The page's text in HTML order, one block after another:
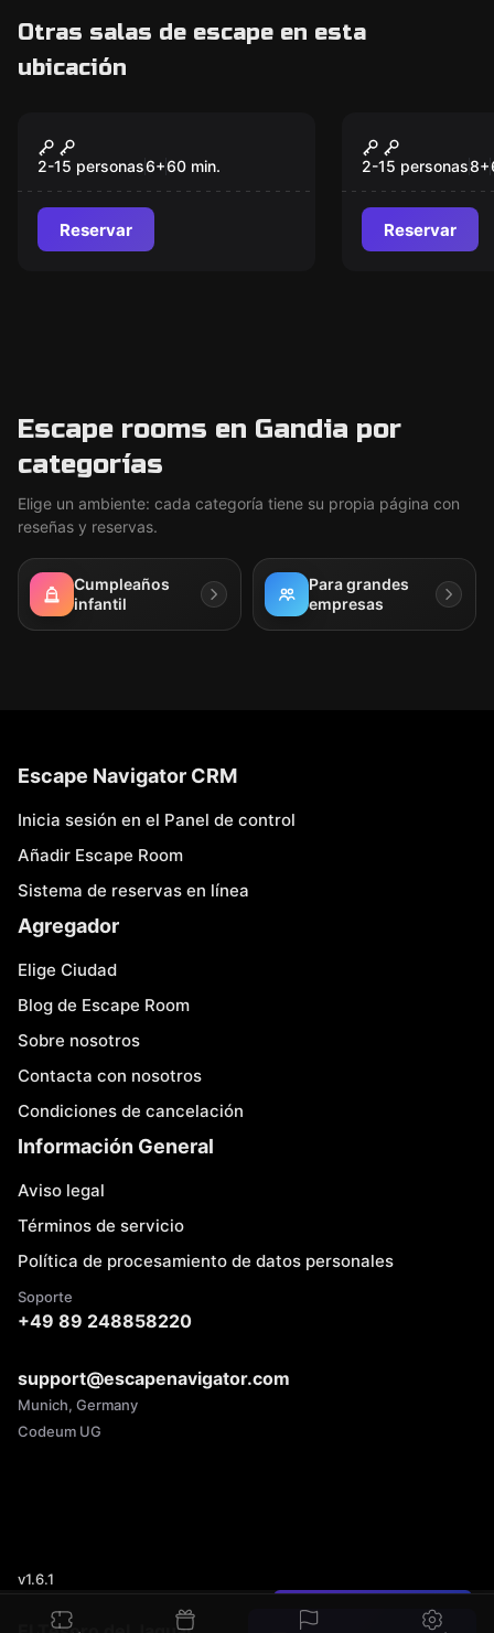
Otras salas de escape en esta
ubicación
Nuevo
Clase de Pociones
2-15 personas6+60 min.
Reservar
Clase de
Kids
2-15 personas8+
Reservar
Escape rooms en Gandia por
categorías
Elige un ambiente: cada categoría tiene su propia página con
reseñas y reservas.
Cumpleaños
infantil
Para grandes
empresas
¿Encontraste un error?
Escape Navigator CRM
Inicia sesión en el Panel de control
Añadir Escape Room
Sistema de reservas en línea
Agregador
Elige Ciudad
Blog de Escape Room
Sobre nosotros
Contacta con nosotros
Condiciones de cancelación
Información General
Aviso legal
Términos de servicio
Política de procesamiento de datos personales
Soporte
+49 89 248858220
support@escapenavigator.com
Munich, Germany
Codeum UG
v1.6.1